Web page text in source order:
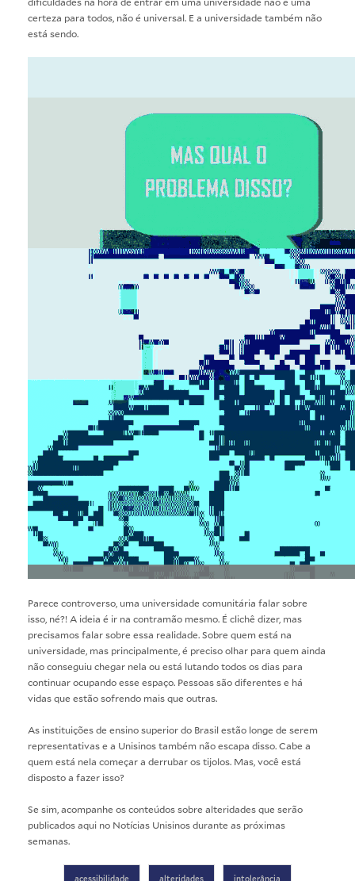
certeza para todos, não é universal. E a universidade também não
está sendo.
Parece controverso, uma universidade comunitária falar sobre
isso, né?! A ideia é ir na contramão mesmo. É clichê dizer, mas
precisamos falar sobre essa realidade. Sobre quem está na
universidade, mas principalmente, é preciso olhar para quem ainda
não conseguiu chegar nela ou está lutando todos os dias para
continuar ocupando esse espaço. Pessoas são diferentes e há
vidas que estão sofrendo mais que outras.
As instituições de ensino superior do Brasil estão longe de serem
representativas e a Unisinos também não escapa disso. Cabe a
quem está nela começar a derrubar os tijolos. Mas, você está
disposto a fazer isso?
Se sim, acompanhe os conteúdos sobre alteridades que serão
publicados aqui no Notícias Unisinos durante as próximas
semanas.
acessibilidade alteridades intolerância